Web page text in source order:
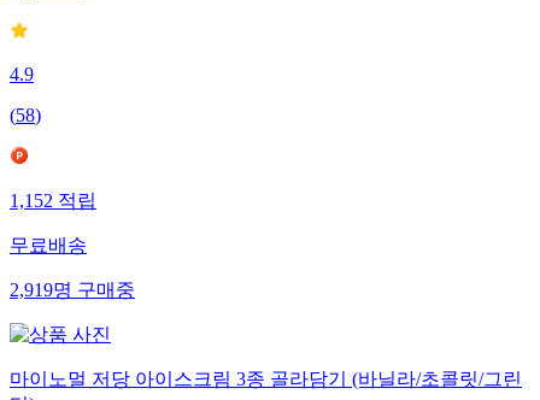
4.9
(58)
1,152 적립
무료배송
2,919명 구매중
마이노멀 저당 아이스크림 3종 골라담기 (바닐라/초콜릿/그린